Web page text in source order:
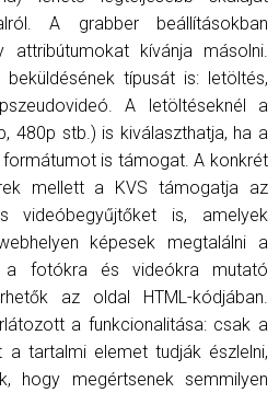
A grabber beállításokban
attribútumokat kívánja másolni.
típusát is: letöltés,
A letöltéseknél a
480p stb.) is kiválaszthatja, ha a
is támogat. A konkrét
mellett a KVS támogatja az
videóbegyűjtőket is, amelyek
képesek megtalálni a
a fotókra és videókra mutató
az oldal HTML-kódjában.
a funkcionalitása: csak a
tartalmi elemet tudják észlelni,
hogy megértsenek semmilyen